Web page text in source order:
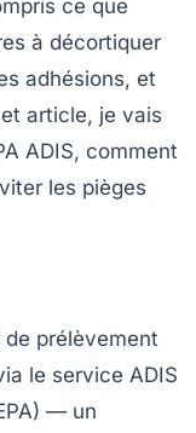
ce que
à décortiquer
adhésions, et
article, je vais
ADIS, comment
les pièges
de prélèvement
le service ADIS
— un